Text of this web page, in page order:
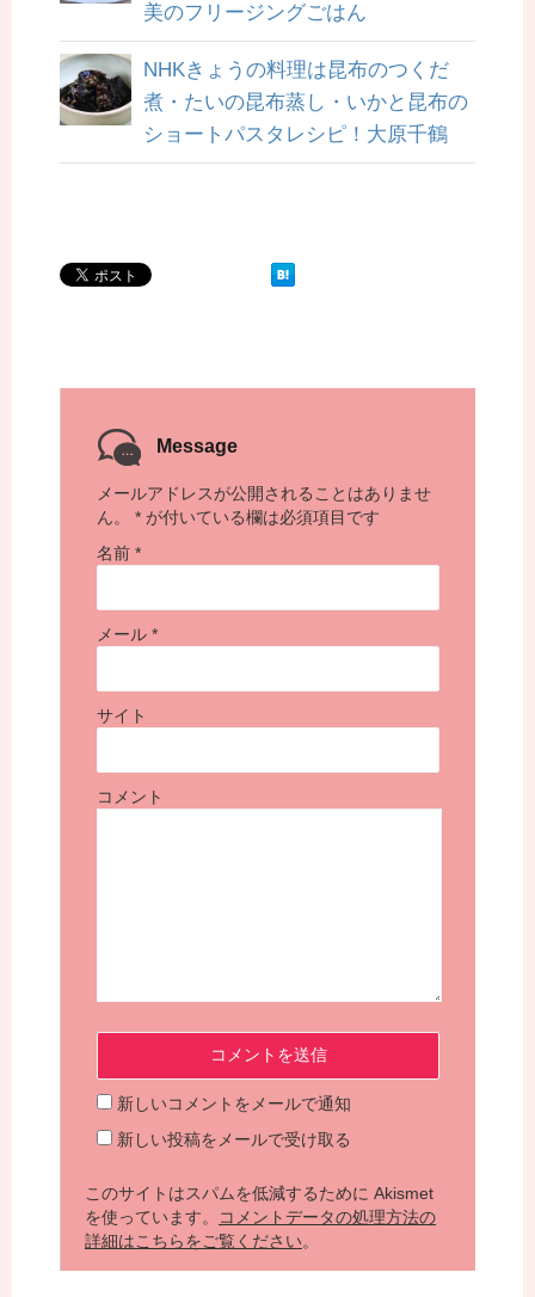
美のフリージングごはん
NHKきょうの料理は昆布のつくだ
煮・たいの昆布蒸し・いかと昆布の
ショートパスタレシピ！大原千鶴
Message
メールアドレスが公開されることはありませ
ん。
* が付いている欄は必須項目です
名前 *
メール *
サイト
コメント
新しいコメントをメールで通知
新しい投稿をメールで受け取る
このサイトはスパムを低減するために Akismet
を使っています。
コメントデータの処理方法の
詳細はこちらをご覧ください。